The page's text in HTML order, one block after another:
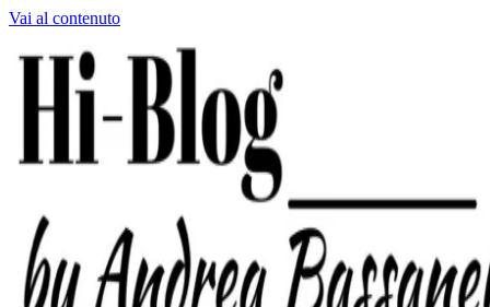
Vai al contenuto